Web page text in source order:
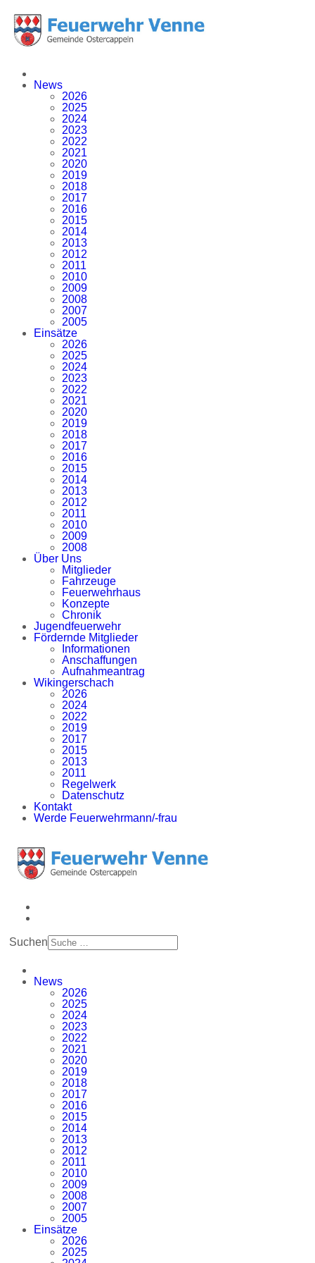
News
2026
2025
2024
2023
2022
2021
2020
2019
2018
2017
2016
2015
2014
2013
2012
2011
2010
2009
2008
2007
2005
Einsätze
2026
2025
2024
2023
2022
2021
2020
2019
2018
2017
2016
2015
2014
2013
2012
2011
2010
2009
2008
Über Uns
Mitglieder
Fahrzeuge
Feuerwehrhaus
Konzepte
Chronik
Jugendfeuerwehr
Fördernde Mitglieder
Informationen
Anschaffungen
Aufnahmeantrag
Wikingerschach
2026
2024
2022
2019
2017
2015
2013
2011
Regelwerk
Datenschutz
Kontakt
Werde Feuerwehrmann/-frau
Suchen
News
2026
2025
2024
2023
2022
2021
2020
2019
2018
2017
2016
2015
2014
2013
2012
2011
2010
2009
2008
2007
2005
Einsätze
2026
2025